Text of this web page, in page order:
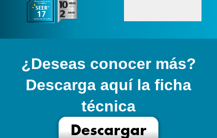
¿Deseas conocer más?
Descarga aquí la ficha
técnica
Descargar